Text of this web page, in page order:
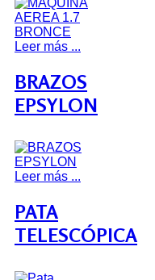
Leer más ...
BRAZOS
EPSYLON
Leer más ...
PATA
TELESCÓPICA